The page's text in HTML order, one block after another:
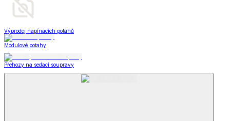
Výprodej napínacích potahů
Modulové potahy
Přehozy na sedací soupravy